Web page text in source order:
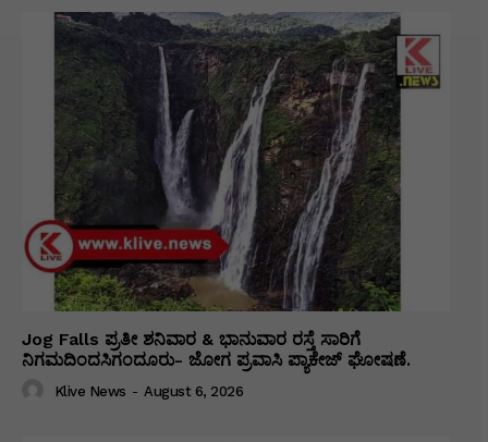
Jog Falls ಪ್ರತೀ ಶನಿವಾರ & ಭಾನುವಾರ ರಸ್ತೆ ಸಾರಿಗೆ
ನಿಗಮದಿಂದಸಿಗಂದೂರು- ಜೋಗ ಪ್ರವಾಸಿ ಪ್ಯಾಕೇಜ್ ಘೋಷಣೆ.
Klive News - August 6, 2026